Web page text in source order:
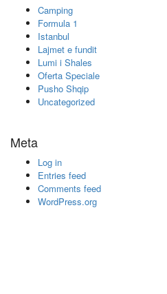
Camping
Formula 1
Istanbul
Lajmet e fundit
Lumi i Shales
Oferta Speciale
Pusho Shqip
Uncategorized
Meta
Log in
Entries feed
Comments feed
WordPress.org